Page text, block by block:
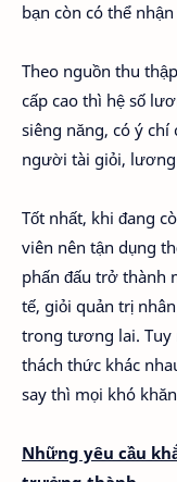
bạn còn có thể
Theo nguồn thu
cấp cao thì hệ số
siêng năng, có ý
người tài giỏi,
Tốt nhất, khi đang
viên nên tận dụng
phấn đấu trở thành
tế, giỏi quản trị
trong tương lai. Tuy
thách thức khác
say thì mọi khó
Những yêu cầu